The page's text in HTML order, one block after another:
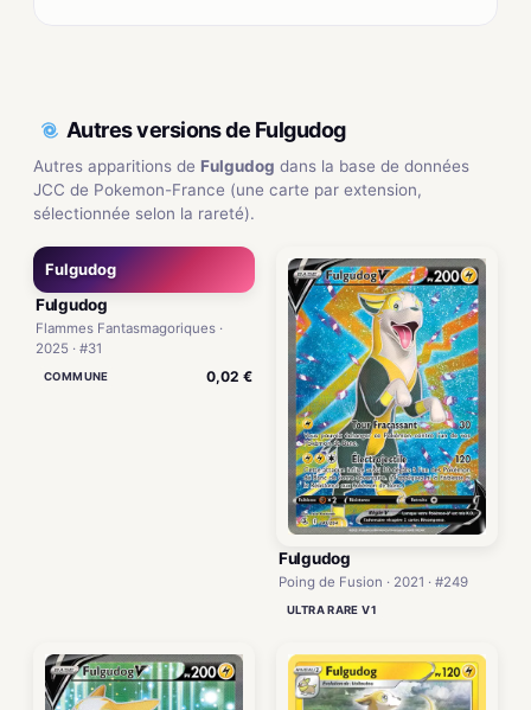
Autres versions de Fulgudog
Autres apparitions de Fulgudog dans la base de données
JCC de Pokemon-France (une carte par extension,
sélectionnée selon la rareté).
Fulgudog
Fulgudog
Flammes Fantasmagoriques ·
2025 · #31
COMMUNE 0,02 €
Fulgudog
Poing de Fusion · 2021 · #249
ULTRA RARE V1